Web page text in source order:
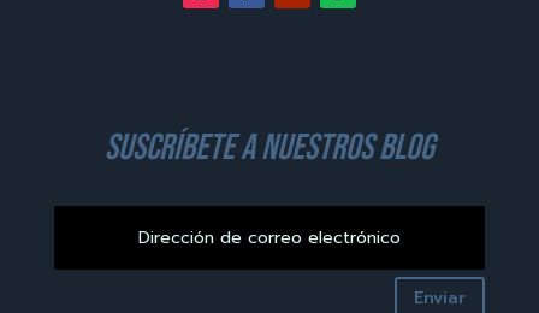
suscríbete a nuestros blog
Enviar